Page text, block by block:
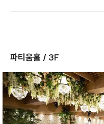
파티움홀 / 3F